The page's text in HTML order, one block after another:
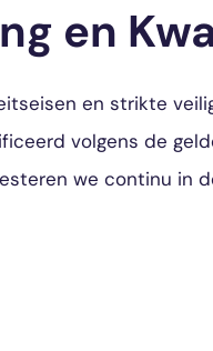
en
en strikte
volgens de
we continu in